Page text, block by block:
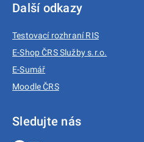
Další odkazy
Testovací rozhraní RIS
E-Shop ČRS Služby s.r.o.
E-Sumář
Moodle ČRS
Sledujte nás